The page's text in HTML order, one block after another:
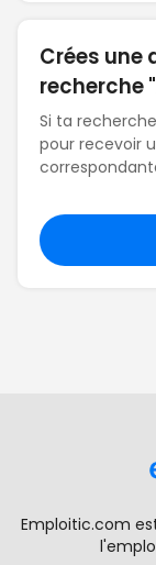
Crées une
recherche
Si ta
pour recevoir
Emploitic.com